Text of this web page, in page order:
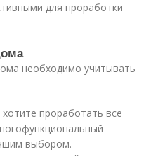
для проработки
необходимо учитывать
проработать все
выбором.